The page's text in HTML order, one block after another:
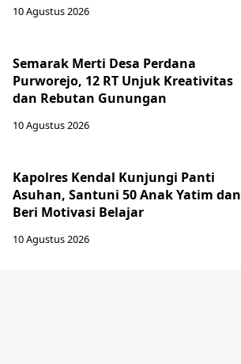
10 Agustus 2026
Semarak Merti Desa Perdana
Purworejo, 12 RT Unjuk Kreativitas
dan Rebutan Gunungan
10 Agustus 2026
Kapolres Kendal Kunjungi Panti
Asuhan, Santuni 50 Anak Yatim dan
Beri Motivasi Belajar
10 Agustus 2026